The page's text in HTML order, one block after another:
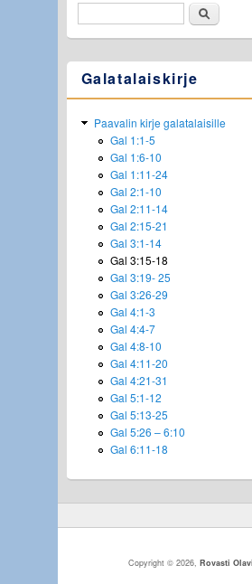
HakulomakeEtsi
Galatalaiskirje
Paavalin kirje galatalaisille
Gal 1:1-5
Gal 1:6-10
Gal 1:11-24
Gal 2:1-10
Gal 2:11-14
Gal 2:15-21
Gal 3:1-14
Gal 3:15-18
Gal 3:19- 25
Gal 3:26-29
Gal 4:1-3
Gal 4:4-7
Gal 4:8-10
Gal 4:11-20
Gal 4:21-31
Gal 5:1-12
Gal 5:13-25
Gal 5:26 – 6:10
Gal 6:11-18
Copyright © 2026,Rovasti